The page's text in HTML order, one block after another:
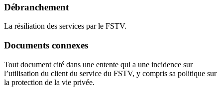
Débranchement
La résiliation des services par le FSTV.
Documents connexes
Tout document cité dans une entente qui a une incidence sur
l’utilisation du client du service du FSTV, y compris sa politique sur
la protection de la vie privée.